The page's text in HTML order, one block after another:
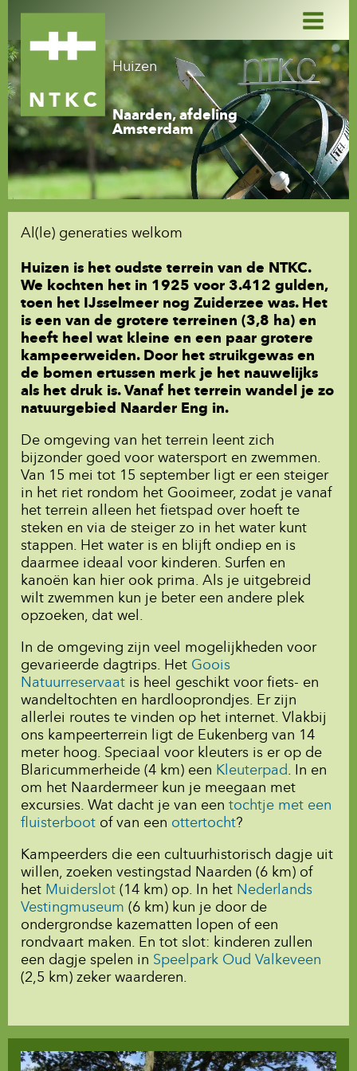
de
inhoud
Huizen
Naarden, afdeling
Amsterdam
Al(le) generaties welkom
Huizen is het oudste terrein van de NTKC.
We kochten het in 1925 voor 3.412 gulden,
toen het IJsselmeer nog Zuiderzee was. Het
is een van de grotere terreinen (3,8 ha) en
heeft heel wat kleine en een paar grotere
kampeerweiden. Door het struikgewas en
de bomen ertussen merk je het nauwelijks
als het druk is. Vanaf het terrein wandel je zo
natuurgebied Naarder Eng in.
De omgeving van het terrein leent zich
bijzonder goed voor watersport en zwemmen.
Van 15 mei tot 15 september ligt er een steiger
in het riet rondom het Gooimeer, zodat je vanaf
het terrein alleen het fietspad over hoeft te
steken en via de steiger zo in het water kunt
stappen. Het water is en blijft ondiep en is
daarmee ideaal voor kinderen. Surfen en
kanoën kan hier ook prima. Als je uitgebreid
wilt zwemmen kun je beter een andere plek
opzoeken, dat wel.
In de omgeving zijn veel mogelijkheden voor
gevarieerde dagtrips. Het Goois
Natuurreservaatis heel geschikt voor fiets- en
wandeltochten en hardlooprondjes. Er zijn
allerlei routes te vinden op het internet. Vlakbij
ons kampeerterrein ligt de Eukenberg van 14
meter hoog. Speciaal voor kleuters is er op de
Blaricummerheide (4 km) een Kleuterpad. In en
om het Naardermeer kun je meegaan met
excursies. Wat dacht je van een tochtje met een
fluisterbootof van een ottertocht?
Kampeerders die een cultuurhistorisch dagje uit
willen, zoeken vestingstad Naarden (6 km) of
het Muiderslot(14 km) op. In het Nederlands
Vestingmuseum (6 km) kun je door de
ondergrondse kazematten lopen of een
rondvaart maken. En tot slot: kinderen zullen
een dagje spelen in Speelpark Oud Valkeveen
(2,5 km) zeker waarderen.